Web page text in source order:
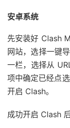
安卓系统
先安装好 Clash
网站，选择一键
一栏，选择从
项中确定已经点
开启 Clash。
成功开启 Clash